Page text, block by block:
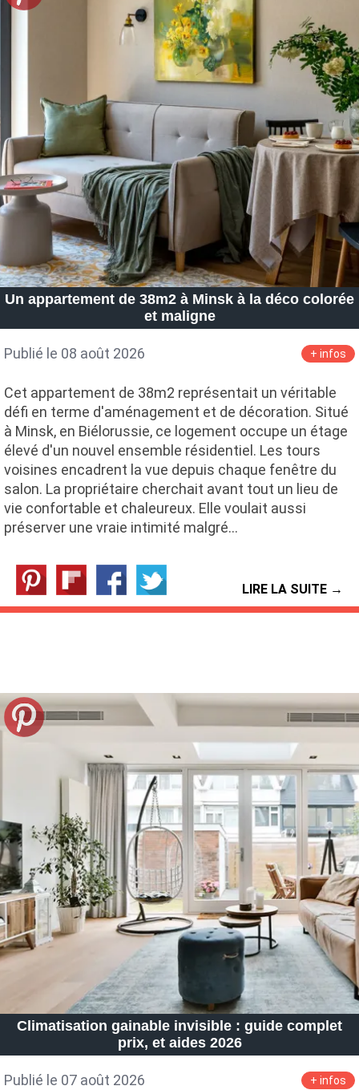
Un appartement de 38m2 à Minsk à la déco colorée
et maligne
Publié le 08 août 2026 + infos
Cet appartement de 38m2 représentait un véritable
défi en terme d'aménagement et de décoration. Situé
à Minsk, en Biélorussie, ce logement occupe un étage
élevé d'un nouvel ensemble résidentiel. Les tours
voisines encadrent la vue depuis chaque fenêtre du
salon. La propriétaire cherchait avant tout un lieu de
vie confortable et chaleureux. Elle voulait aussi
préserver une vraie intimité malgré…
LIRE LA SUITE →
Climatisation gainable invisible : guide complet
prix, et aides 2026
Publié le 07 août 2026 + infos